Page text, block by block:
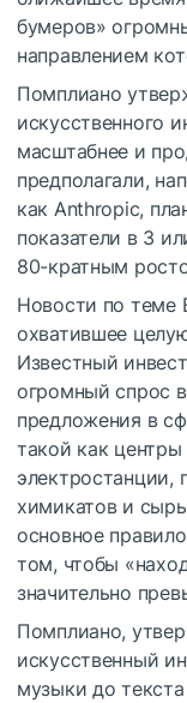
бумеров»
направлением
Помплиано
искусственного
масштабнее и
предполагали,
как Anthropic,
показатели в 3
80-кратным
Новости по теме
охватившее
Известный
огромный спрос
предложения в
такой как
электростанции,
химикатов и
основное
том, чтобы
значительно
Помплиано,
искусственный
музыки до